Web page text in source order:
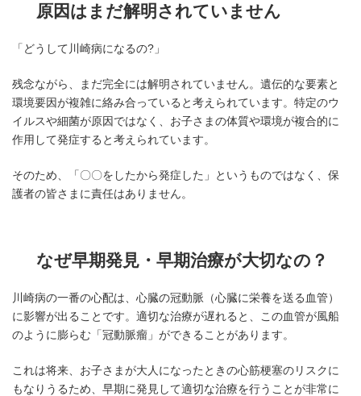
原因はまだ解明されていません
「どうして川崎病になるの?」
残念ながら、まだ完全には解明されていません。遺伝的な要素と
環境要因が複雑に絡み合っていると考えられています。特定のウ
イルスや細菌が原因ではなく、お子さまの体質や環境が複合的に
作用して発症すると考えられています。
そのため、「〇〇をしたから発症した」というものではなく、保
護者の皆さまに責任はありません。
なぜ早期発見・早期治療が大切なの ？
川崎病の一番の心配は、心臓の冠動脈（心臓に栄養を送る血管）
に影響が出ることです。適切な治療が遅れると、この血管が風船
のように膨らむ「冠動脈瘤」ができることがあります。
これは将来、お子さまが大人になったときの心筋梗塞のリスクに
もなりうるため、早期に発見して適切な治療を行うことが非常に